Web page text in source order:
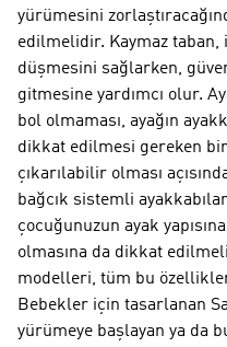
yürümesini
edilmelidir. Kaymaz taban,
düşmesini sağlarken,
gitmesine yardımcı olur.
bol olmaması, ayağın
dikkat edilmesi gereken
çıkarılabilir olması
bağcık sistemli
çocuğunuzun ayak
olmasına da dikkat
modelleri, tüm bu
Bebekler için tasarlanan
yürümeye başlayan ya da